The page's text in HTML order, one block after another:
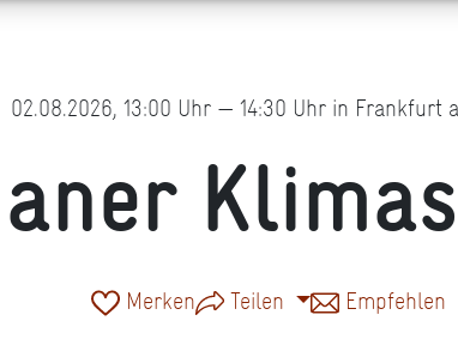
02.08.2026, 13:00 Uhr — 14:30 Uhr in Frankfurt
Merken Teilen Empfehlen